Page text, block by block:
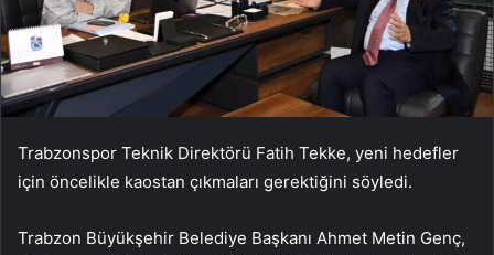
Trabzonspor Teknik Direktörü Fatih Tekke, yeni hedefler
için öncelikle kaostan çıkmaları gerektiğini söyledi.
Trabzon Büyükşehir Belediye Başkanı Ahmet Metin Genç,